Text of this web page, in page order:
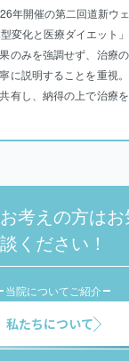
年開催の第二回道新ウ
変化と医療ダイエット」
のみを強調せず、治療
に説明することを重視
有し、納得の上で治療
考えの方はお
談ください！
当院についてご紹介
私たちについて